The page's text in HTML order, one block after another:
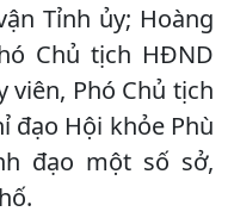
Tỉnh ủy; Hoàng
Chủ tịch HĐND
viên, Phó Chủ tịch
đạo Hội khỏe Phù
đạo một số sở,